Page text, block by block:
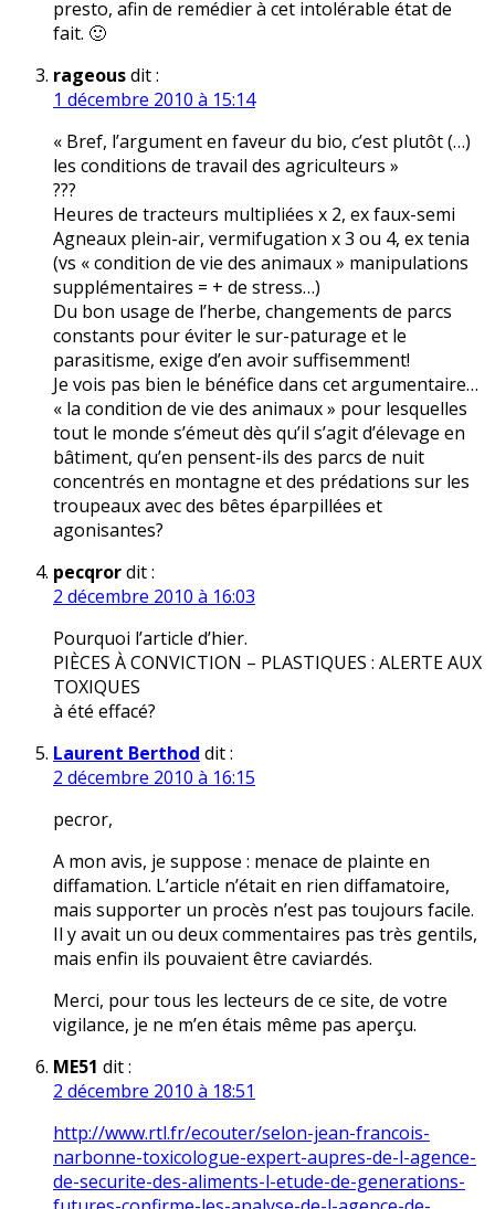
presto, afin de remédier à cet intolérable état de
fait. 🙂
rageousdit :
1 décembre 2010 à 15:14
« Bref, l’argument en faveur du bio, c’est plutôt (…)
les conditions de travail des agriculteurs »
???
Heures de tracteurs multipliées x 2, ex faux-semi
Agneaux plein-air, vermifugation x 3 ou 4, ex tenia
(vs « condition de vie des animaux » manipulations
supplémentaires = + de stress…)
Du bon usage de l’herbe, changements de parcs
constants pour éviter le sur-paturage et le
parasitisme, exige d’en avoir suffisemment!
Je vois pas bien le bénéfice dans cet argumentaire…
« la condition de vie des animaux » pour lesquelles
tout le monde s’émeut dès qu’il s’agit d’élevage en
bâtiment, qu’en pensent-ils des parcs de nuit
concentrés en montagne et des prédations sur les
troupeaux avec des bêtes éparpillées et
agonisantes?
pecqrordit :
2 décembre 2010 à 16:03
Pourquoi l’article d’hier.
PIÈCES À CONVICTION – PLASTIQUES : ALERTE AUX
TOXIQUES
à été effacé?
Laurent Berthod dit :
2 décembre 2010 à 16:15
pecror,
A mon avis, je suppose : menace de plainte en
diffamation. L’article n’était en rien diffamatoire,
mais supporter un procès n’est pas toujours facile.
Il y avait un ou deux commentaires pas très gentils,
mais enfin ils pouvaient être caviardés.
Merci, pour tous les lecteurs de ce site, de votre
vigilance, je ne m’en étais même pas aperçu.
ME51 dit :
2 décembre 2010 à 18:51
http://www.rtl.fr/ecouter/selon-jean-francois-
narbonne-toxicologue-expert-aupres-de-l-agence-
de-securite-des-aliments-l-etude-de-generations-